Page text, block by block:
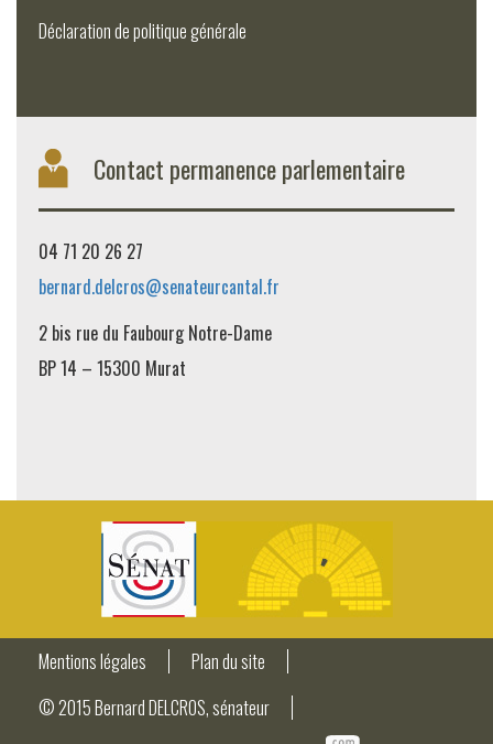
Déclaration de politique générale
Contact permanence parlementaire
04 71 20 26 27
bernard.delcros@senateurcantal.fr
2 bis rue du Faubourg Notre-Dame
BP 14 – 15300 Murat
Mentions légales
Plan du site
© 2015 Bernard DELCROS, sénateur